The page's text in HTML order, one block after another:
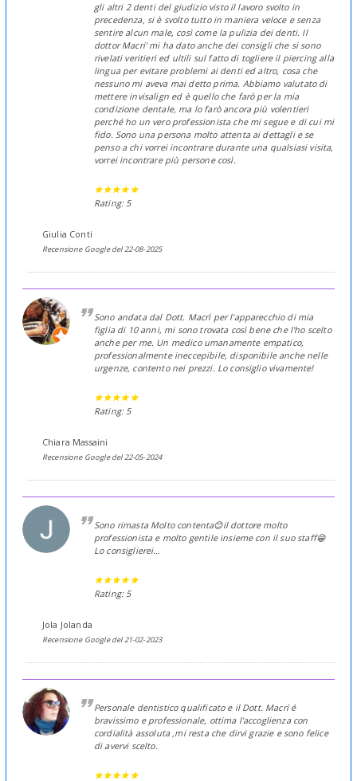
gli altri 2 denti del giudizio visto il lavoro svolto in
precedenza, si è svolto tutto in maniera veloce e senza
sentire alcun male, così come la pulizia dei denti. Il
dottor Macri' mi ha dato anche dei consigli che si sono
rivelati veritieri ed ultili sul fatto di togliere il piercing alla
lingua per evitare problemi ai denti ed altro, cosa che
nessuno mi aveva mai detto prima. Abbiamo valutato di
mettere invisalign ed è quello che farò per la mia
condizione dentale, ma lo farò ancora più volentieri
perché ho un vero professionista che mi segue e di cui mi
fido. Sono una persona molto attenta ai dettagli e se
penso a chi vorrei incontrare durante una qualsiasi visita,
vorrei incontrare più persone così.
Rating: 5
Giulia Conti
Recensione Google del 22-08-2025
Sono andata dal Dott. Macrì per l'apparecchio di mia
figlia di 10 anni, mi sono trovata così bene che l'ho scelto
anche per me. Un medico umanamente empatico,
professionalmente ineccepibile, disponibile anche nelle
urgenze, contento nei prezzi. Lo consiglio vivamente!
Rating: 5
Chiara Massaini
Recensione Google del 22-05-2024
Sono rimasta Molto contenta😊il dottore molto
professionista e molto gentile insieme con il suo staff😁
Lo consiglierei…
Rating: 5
Jola Jolanda
Recensione Google del 21-02-2023
Personale dentistico qualificato e il Dott. Macrí é
bravissimo e professionale, ottima l'accoglienza con
cordialità assoluta ,mi resta che dirvi grazie e sono felice
di avervi scelto.